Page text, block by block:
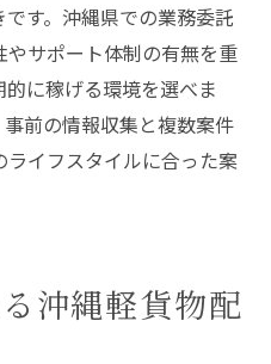
す。沖縄県での業務委託
サポート体制の有無を重
に稼げる環境を選べま
前の情報収集と複数案件
イフスタイルに合った案
沖縄軽貨物配